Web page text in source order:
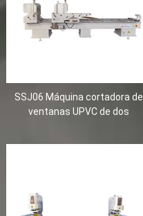
SSJ06 Máquina cortadora de
ventanas UPVC de dos